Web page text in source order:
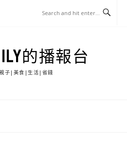
的播報台
子|美食|生活|省錢